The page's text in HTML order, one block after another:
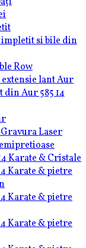
si bile din
Row
lant Aur
Aur 585 14
Laser
Karate & Cristale
Karate & pietre
Karate & pietre
Karate & pietre